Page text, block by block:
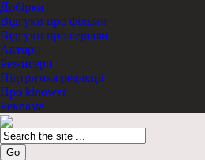
Добірки
Відгуки про фільми
Відгуки про серіали
Актори
Режисери
Підтримка редакції
Про kinowar
Реклама
Go